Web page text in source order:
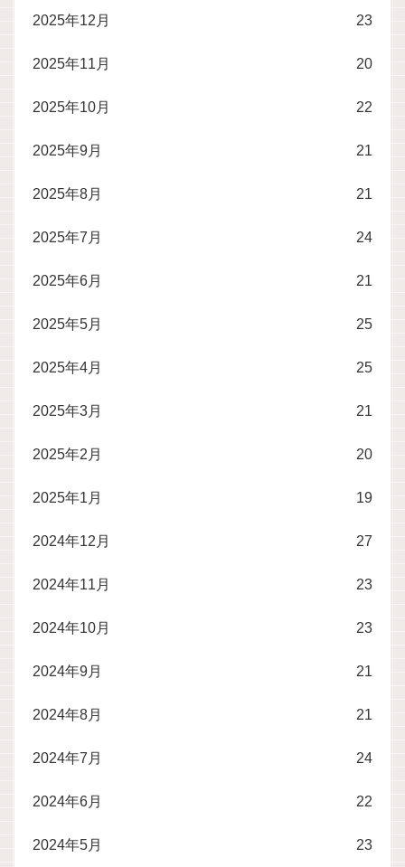
2025年12月 23
2025年11月 20
2025年10月 22
2025年9月 21
2025年8月 21
2025年7月 24
2025年6月 21
2025年5月 25
2025年4月 25
2025年3月 21
2025年2月 20
2025年1月 19
2024年12月 27
2024年11月 23
2024年10月 23
2024年9月 21
2024年8月 21
2024年7月 24
2024年6月 22
2024年5月 23